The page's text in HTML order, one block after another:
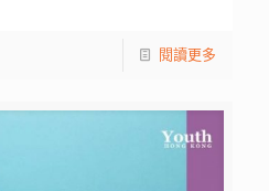
閱讀更多